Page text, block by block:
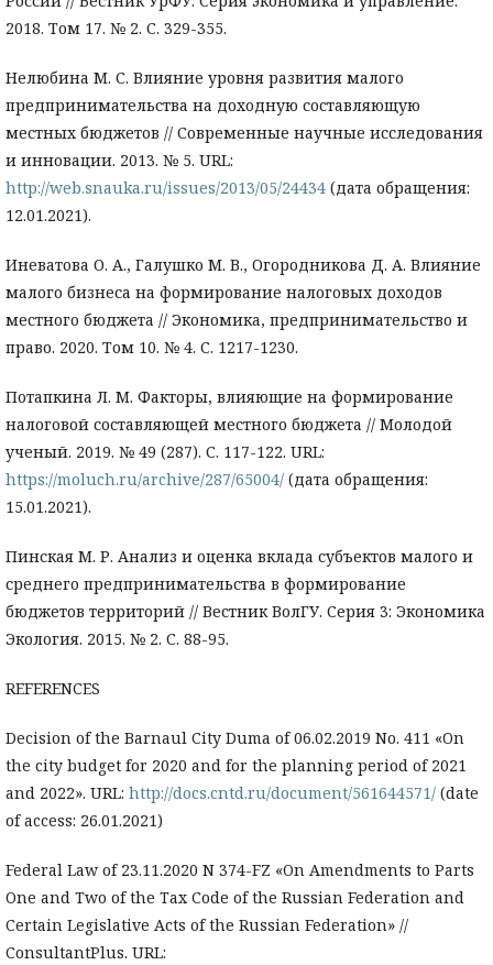
2018. Том 17. № 2. С. 329-355.
Нелюбина М. С. Влияние уровня развития малого
предпринимательства на доходную составляющую
местных бюджетов // Современные научные исследования
и инновации. 2013. № 5. URL:
http://web.snauka.ru/issues/2013/05/24434 (дата обращения:
12.01.2021).
Иневатова О. А., Галушко М. В., Огородникова Д. А. Влияние
малого бизнеса на формирование налоговых доходов
местного бюджета // Экономика, предпринимательство и
право. 2020. Том 10. № 4. С. 1217-1230.
Потапкина Л. М. Факторы, влияющие на формирование
налоговой составляющей местного бюджета // Молодой
ученый. 2019. № 49 (287). С. 117-122. URL:
https://moluch.ru/archive/287/65004/ (дата обращения:
15.01.2021).
Пинская М. Р. Анализ и оценка вклада субъектов малого и
среднего предпринимательства в формирование
бюджетов территорий // Вестник ВолГУ. Серия 3: Экономика
Экология. 2015. № 2. С. 88-95.
REFERENCES
Decision of the Barnaul City Duma of 06.02.2019 No. 411 «On
the city budget for 2020 and for the planning period of 2021
and 2022». URL: http://docs.cntd.ru/document/561644571/ (date
of access: 26.01.2021)
Federal Law of 23.11.2020 N 374-FZ «On Amendments to Parts
One and Two of the Tax Code of the Russian Federation and
Certain Legislative Acts of the Russian Federation» //
ConsultantPlus. URL: